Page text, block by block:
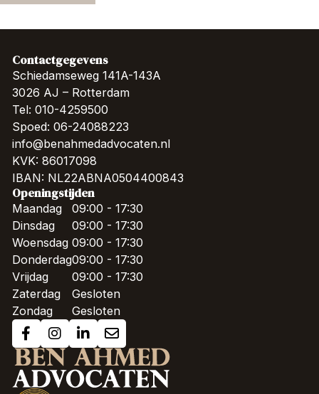
Contactgegevens
Schiedamseweg 141A-143A
3026 AJ – Rotterdam
Tel: 010-4259500
Spoed: 06-24088223
info@benahmedadvocaten.nl
KVK: 86017098
IBAN: NL22ABNA0504400843
Openingstijden
Maandag
Dinsdag
Woensdag
Donderdag
Vrijdag
Zaterdag
Zondag
09:00 - 17:30
09:00 - 17:30
09:00 - 17:30
09:00 - 17:30
09:00 - 17:30
Gesloten
Gesloten